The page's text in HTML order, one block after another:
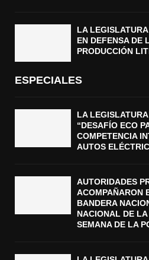
LA
EN DEFENSA DE
PRODUCCIÓN
ESPECIALES
LA
“DESAFÍO ECO
COMPETENCIA
AUTOS
AUTORIDADES
ACOMPAÑARON
BANDERA
NACIONAL DE
SEMANA DE LA